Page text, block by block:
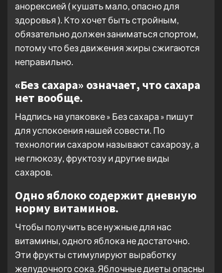
анорексией ( кушать мало, опасно для
здоровья ). Кто хочет быть стройным,
обязательно должен заниматься спортом,
потому что без движения жиры сжигаются
неправильно.
«Без сахара» означает, что сахара
нет вообще.
Надпись на упаковке » Без сахара » пишут
для успокоения нашей совести. По
технологии сахаром называют сахарозу, а
не глюкозу, фруктозу и другие виды
сахаров.
Одно яблоко содержит дневную
норму витаминов.
Чтобы получить все нужные для нас
витамины, одного яблока не достаточно.
Эти фрукты стимулируют выработку
желудочного сока. Яблочные диеты опасны